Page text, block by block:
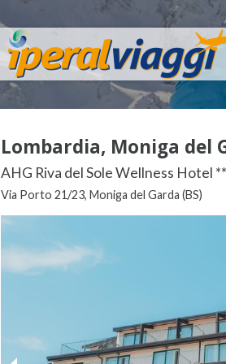
Lombardia, Moniga del
AHG Riva del Sole Wellness Hotel
Via Porto 21/23, Moniga del Garda (BS)